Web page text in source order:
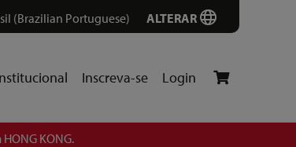
(Brazilian Portuguese) ALTERAR
Inscreva-se Login
KONG.